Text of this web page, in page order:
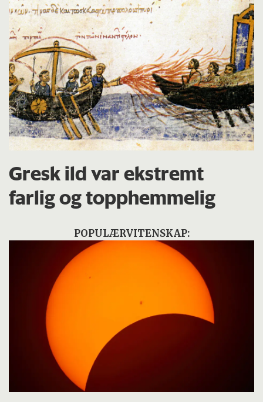
Gresk ild var ekstremt
farlig og topphemmelig
POPULÆRVITENSKAP: